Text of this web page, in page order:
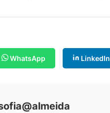
WhatsApp LinkedIn